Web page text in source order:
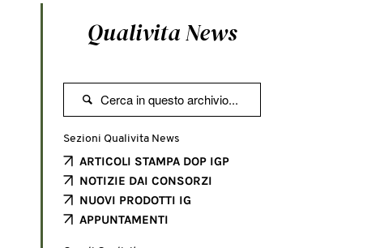
Qualivita News

Sezioni Qualivita News
ARTICOLI STAMPA DOP IGP
NOTIZIE DAI CONSORZI
NUOVI PRODOTTI IG
APPUNTAMENTI